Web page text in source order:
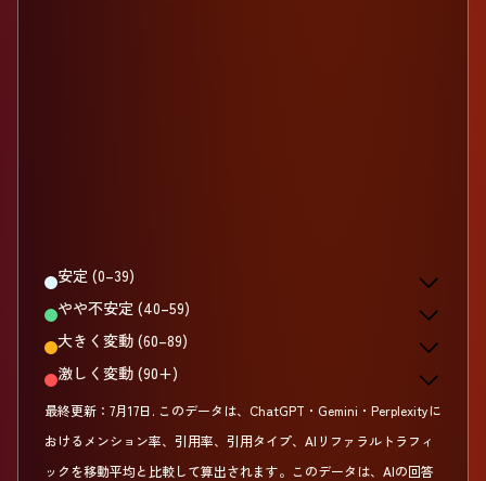
安定 (0–39)
やや不安定 (40–59)
大きく変動 (60–89)
激しく変動 (90+)
最終更新： 7月17日. このデータは、ChatGPT・Gemini・Perplexityに
おけるメンション率、引用率、引用タイプ、AIリファラルトラフィ
ックを移動平均と比較して算出されます。このデータは、AIの回答